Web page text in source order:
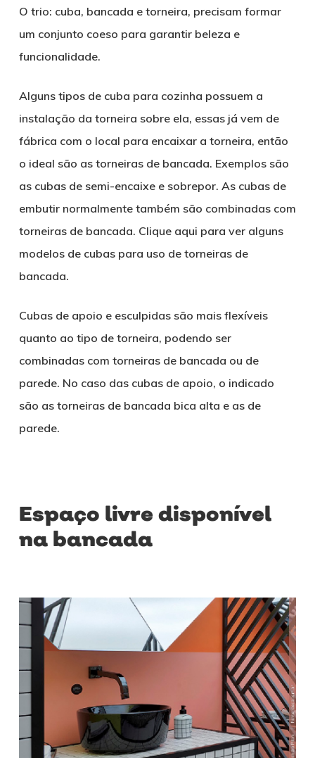
O trio: cuba, bancada e torneira, precisam formar
um conjunto coeso para garantir beleza e
funcionalidade.
Alguns tipos de cuba para cozinha possuem a
instalação da torneira sobre ela, essas já vem de
fábrica com o local para encaixar a torneira, então
o ideal são as torneiras de bancada. Exemplos são
as cubas de semi-encaixe e sobrepor. As cubas de
embutir normalmente também são combinadas com
torneiras de bancada. Clique aqui para ver alguns
modelos de cubas para uso de torneiras de
bancada.
Cubas de apoio e esculpidas são mais flexíveis
quanto ao tipo de torneira, podendo ser
combinadas com torneiras de bancada ou de
parede. No caso das cubas de apoio, o indicado
são as torneiras de bancada bica alta e as de
parede.
Espaço livre disponível
na bancada